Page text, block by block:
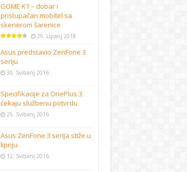
GOME K1 – dobar i
pristupačan mobitel sa
skenerom šarenice
29. Lipanj 2018
Asus predstavio ZenFone 3
seriju
30. Svibanj 2016
Specifikacije za OnePlus 3
čekaju službenu potvrdu
25. Svibanj 2016
Asus ZenFone 3 serija stiže u
lipnju
12. Svibanj 2016